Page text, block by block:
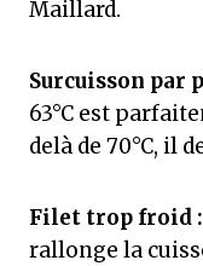
Maillard.
Surcuisson par
63°C est
delà de 70°C, il
Filet trop froid :
rallonge la